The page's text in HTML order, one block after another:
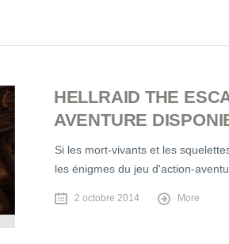
HELLRAID THE
AVENTURE
Si les mort-vivants et les
les énigmes du jeu d'action-
2 octobre 2014 More